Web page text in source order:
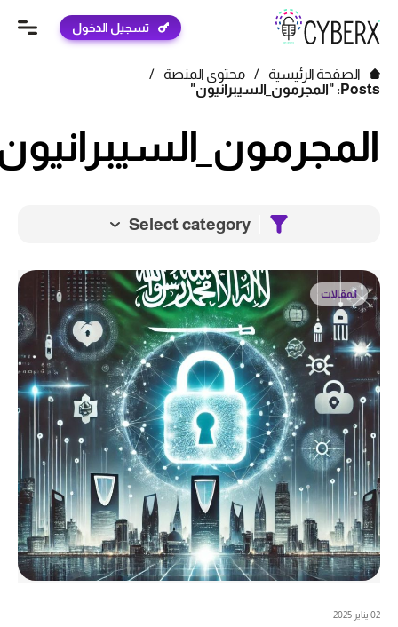
تسجيل الدخول
الصفحة الرئيسية / محتوى المنصة
/
Posts: "المجرمون_السيبرانيون"
Select category
المقالات
02 يناير 2025